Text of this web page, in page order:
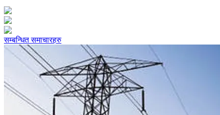
सम्बन्धित समाचारहरु